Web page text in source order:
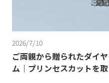
2026/7/10
ご両親から贈られたダイ
ム｜プリンセスカットを